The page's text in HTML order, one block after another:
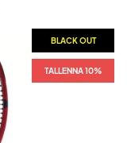
BLACK OUT
TALLENNA 10%
BLACK OUT
TALLENNA 10%